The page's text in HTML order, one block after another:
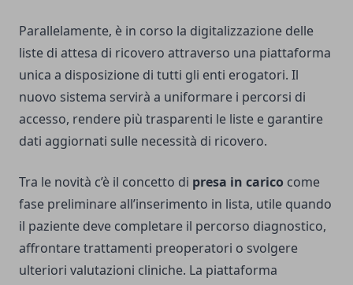
Parallelamente, è in corso la digitalizzazione delle
liste di attesa di ricovero attraverso una piattaforma
unica a disposizione di tutti gli enti erogatori. Il
nuovo sistema servirà a uniformare i percorsi di
accesso, rendere più trasparenti le liste e garantire
dati aggiornati sulle necessità di ricovero.
Tra le novità c’è il concetto di presa in carico come
fase preliminare all’inserimento in lista, utile quando
il paziente deve completare il percorso diagnostico,
affrontare trattamenti preoperatori o svolgere
ulteriori valutazioni cliniche. La piattaforma